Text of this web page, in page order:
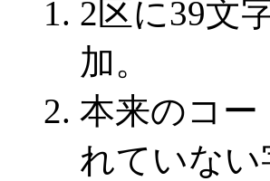
2区に39文
加。
本来のコー
れていない